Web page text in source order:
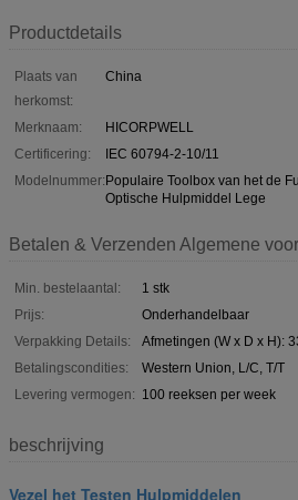
Productdetails
Plaats van
herkomst:
China
Merknaam:
HICORPWELL
Certificering:
IEC 60794-2-10/11
Modelnummer:Populaire Toolbox van het de
Optische Hulpmiddel Lege
Betalen & Verzenden Algemene
Min. bestelaantal:
1 stk
Prijs:
Onderhandelbaar
Verpakking Details:
Afmetingen (W x D x H):
Betalingscondities:
Western Union, L/C, T/T
Levering vermogen: 100 reeksen per week
beschrijving
Vezel het Testen Hulpmiddelen